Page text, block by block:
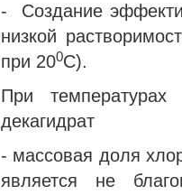
- Создание
низкой
при 200С).
При
декагидрат
- массовая доля
является не